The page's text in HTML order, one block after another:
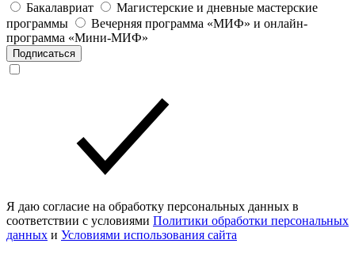
Бакалавриат
Магистерские и дневные мастерские
программы
Вечерняя программа «МИФ» и онлайн-
программа «Мини-МИФ»
Подписаться
Я даю согласие на обработку персональных данных в
соответствии с условиями Политики обработки персональных
данных и Условиями использования сайта